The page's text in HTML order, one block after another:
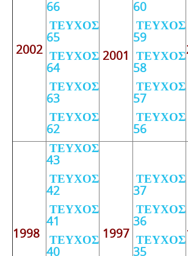
2002
66
ΤΕΥΧΟΣ
65
ΤΕΥΧΟΣ
64
ΤΕΥΧΟΣ
63
ΤΕΥΧΟΣ
62
2001
60
ΤΕΥΧΟΣ
59
ΤΕΥΧΟΣ
58
ΤΕΥΧΟΣ
57
ΤΕΥΧΟΣ
56
1998
ΤΕΥΧΟΣ
43
ΤΕΥΧΟΣ
42
ΤΕΥΧΟΣ
41
ΤΕΥΧΟΣ
40
1997
ΤΕΥΧΟΣ
37
ΤΕΥΧΟΣ
36
ΤΕΥΧΟΣ
35